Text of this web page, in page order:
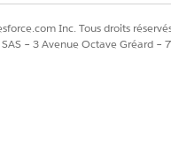
Inc. Tous droits
– 3 Avenue Octave Gréard –